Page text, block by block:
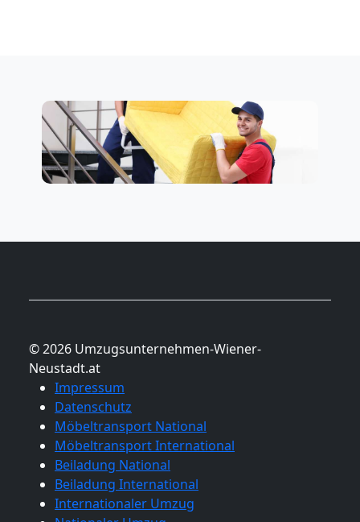
© 2026 Umzugsunternehmen-Wiener-
Neustadt.at
Impressum
Datenschutz
Möbeltransport National
Möbeltransport International
Beiladung National
Beiladung International
Internationaler Umzug
Beiladung
National
Beiladung
Internationaler
Umzug
Nationaler
Umzug